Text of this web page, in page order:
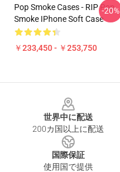
Pop Smoke Cases - RIP Pop
Smoke IPhone Soft Case
￥233,450 - ￥253,750
-20%
世界中に配送
200カ国以上に配送
国際保証
使用国で提供